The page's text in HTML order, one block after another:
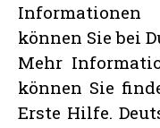
können Sie bei
Mehr
können Sie
Erste Hilfe.